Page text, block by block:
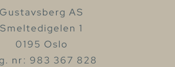
Gustavsberg AS
Smeltedigelen 1
0195 Oslo
nr: 983 367 828